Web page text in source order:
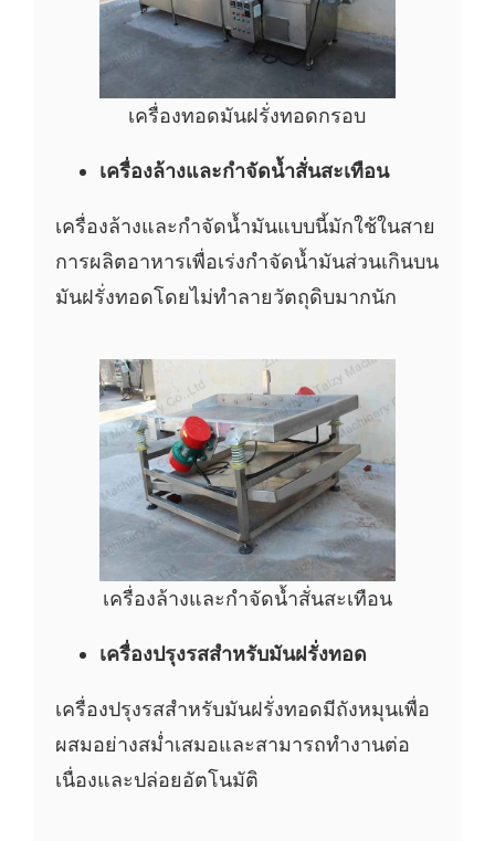
เครื่องทอดมันฝรั่งทอดกรอบ
เครื่องล้างและกำจัดน้ำสั่นสะเทือน
เครื่องล้างและกำจัดน้ำมันแบบนี้มักใช้ในสาย
การผลิตอาหารเพื่อเร่งกำจัดน้ำมันส่วนเกินบน
มันฝรั่งทอดโดยไม่ทำลายวัตถุดิบมากนัก
เครื่องล้างและกำจัดน้ำสั่นสะเทือน
เครื่องปรุงรสสำหรับมันฝรั่งทอด
เครื่องปรุงรสสำหรับมันฝรั่งทอดมีถังหมุนเพื่อ
ผสมอย่างสม่ำเสมอและสามารถทำงานต่อ
เนื่องและปล่อยอัตโนมัติ